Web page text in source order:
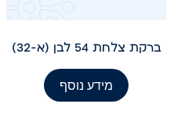
ברקת צלחת 54 לבן (א-32)
מידע נוסף